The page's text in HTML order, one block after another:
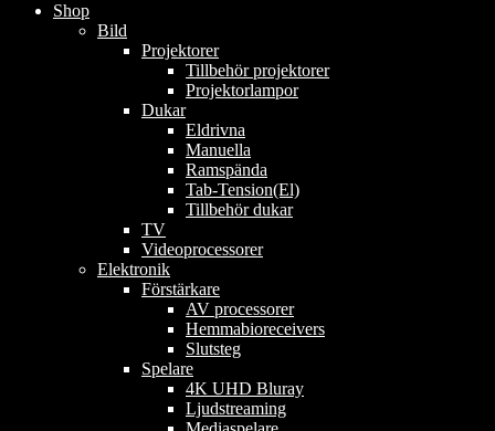
Shop
Bild
Projektorer
Tillbehör projektorer
Projektorlampor
Dukar
Eldrivna
Manuella
Ramspända
Tab-Tension(El)
Tillbehör dukar
TV
Videoprocessorer
Elektronik
Förstärkare
AV processorer
Hemmabioreceivers
Slutsteg
Spelare
4K UHD Bluray
Ljudstreaming